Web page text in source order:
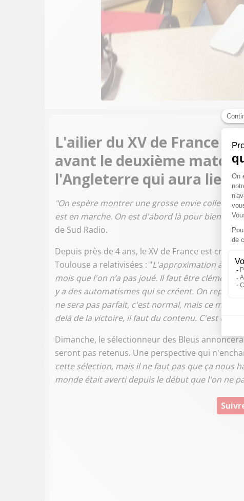
L'ailier du XV de France
avant le deuxième match
l'Angleterre qui aura lieu
"On espère montrer une grosse envie
est en marche. On est d'abord là pour bien
de Sud Radio.
Depuis près de 4 ans, le XV de France est
Toulouse a relativisées : "L'approximation à
mois que l'on n’a pas joué. Il faut être clément
y a des automatismes qui se créent. On repart
ne sera pas parfait, c'est normal, mais ce match
delà de la victoire, il faut du contenu. C'est un
Dimanche, le sélectionneur des Bleus
seront pas retenus. Une perspective qui
cette sélection, mais il ne faut pas que ça nous
monde était averti depuis le début que l'on ne